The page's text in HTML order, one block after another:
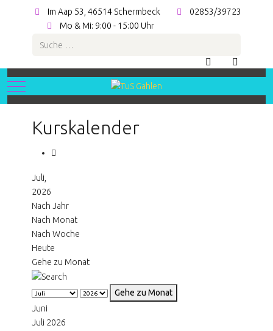
Im Aap 53, 46514 Schermbeck
02853/39723
Mo & Mi: 9:00 - 15:00 Uhr
Suchen
Mobile Menu Toggle
Kurskalender
Juli,
2026
Nach Jahr
Nach Monat
Nach Woche
Heute
Gehe zu Monat
Gehe zu Monat
Juni
Juli 2026